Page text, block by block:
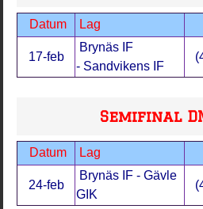
Datum Lag
17-feb
Brynäs IF
- Sandvikens IF
Semifinal
Datum Lag
24-feb
Brynäs IF - Gävle
GIK